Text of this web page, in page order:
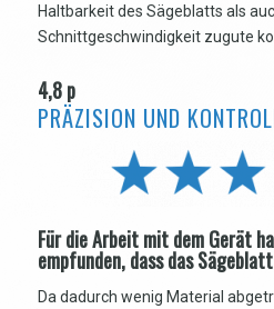
Haltbarkeit des Sägeblatts als
Schnittgeschwindigkeit zugute
4,8 p
PRÄZISION UND
Für die Arbeit mit dem Gerät
empfunden, dass das
Da dadurch wenig Material